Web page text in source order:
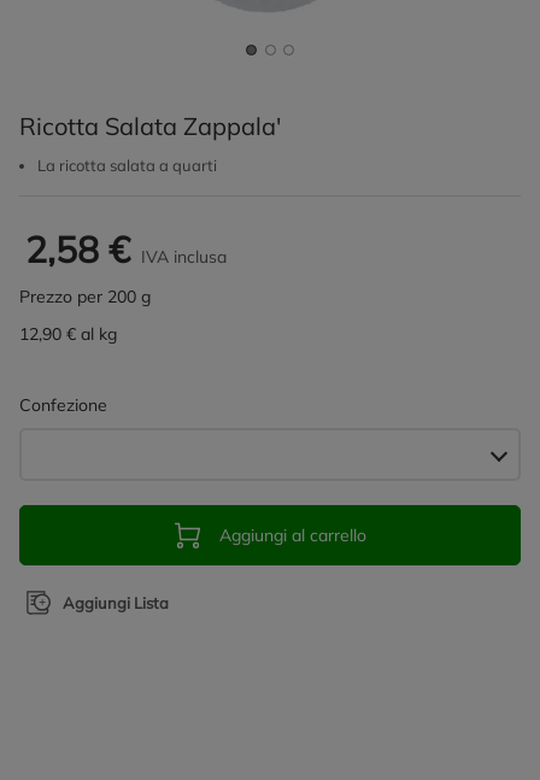
Ricotta Salata Zappala'
La ricotta salata a quarti
2,58 € IVA inclusa
Prezzo per 200 g
12,90 € al kg
Confezione
Aggiungi al carrello
Aggiungi Lista